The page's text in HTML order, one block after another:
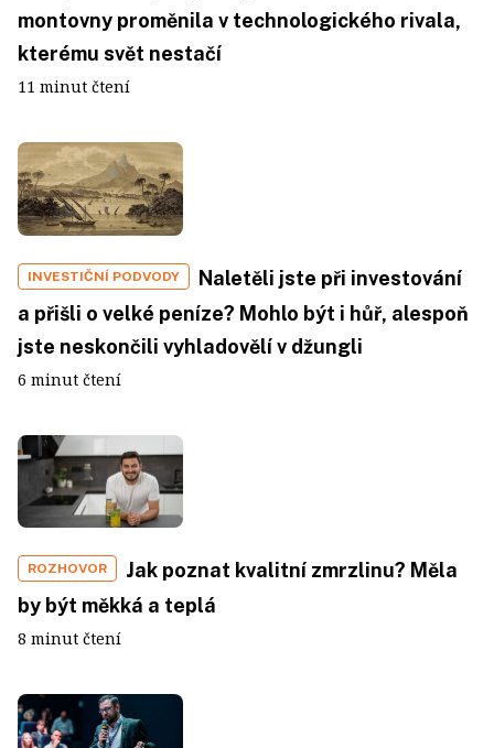
montovny proměnila v technologického rivala,
kterému svět nestačí
11 minut čtení
INVESTIČNÍ PODVODY
Naletěli jste při investování
a přišli o velké peníze? Mohlo být i hůř, alespoň
jste neskončili vyhladovělí v džungli
6 minut čtení
ROZHOVOR
Jak poznat kvalitní zmrzlinu? Měla
by být měkká a teplá
8 minut čtení